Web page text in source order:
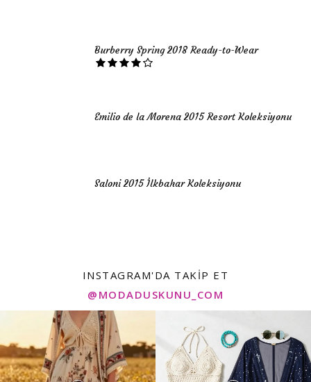
Burberry Spring 2018 Ready-to-Wear
Emilio de la Morena 2015 Resort Koleksiyonu
Saloni 2015 İlkbahar Koleksiyonu
INSTAGRAM'DA TAKIP ET
@MODADUSKUNU_COM